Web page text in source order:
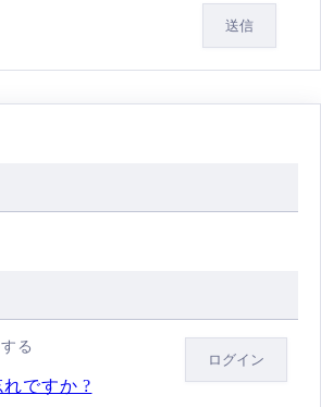
送信
る
ですか ?